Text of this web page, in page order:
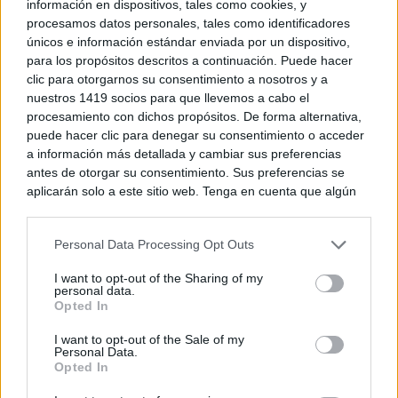
información en dispositivos, tales como cookies, y
procesamos datos personales, tales como identificadores
únicos e información estándar enviada por un dispositivo,
para los propósitos descritos a continuación. Puede hacer
clic para otorgarnos su consentimiento a nosotros y a
nuestros 1419 socios para que llevemos a cabo el
procesamiento con dichos propósitos. De forma alternativa,
puede hacer clic para denegar su consentimiento o acceder
a información más detallada y cambiar sus preferencias
antes de otorgar su consentimiento. Sus preferencias se
aplicarán solo a este sitio web. Tenga en cuenta que algún
rechazar tal procesamiento. Puede cambiar sus preferencias
a este sitio y haciendo clic en el botón "Privacidad" en la
parte inferior de la página web.
Please note that this website/app uses one or more Google
services and may gather and store information including but
not limited to your visit or usage behaviour. You may click to
Personal Data Processing Opt Outs
I want to opt-out of the Sharing of my
personal data.
Opted In
I want to opt-out of the Sale of my
Personal Data.
Opted In
Salvador Jiménez Ramírez
TE RECOMENDAMOS